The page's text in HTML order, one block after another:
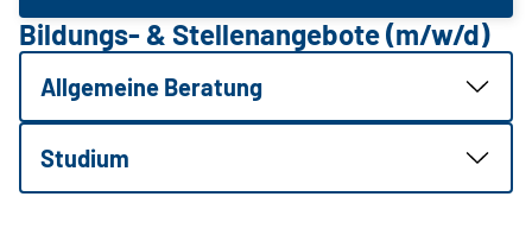
Bildungs- & Stellenangebote (m/w/d)
Allgemeine Beratung
Studium